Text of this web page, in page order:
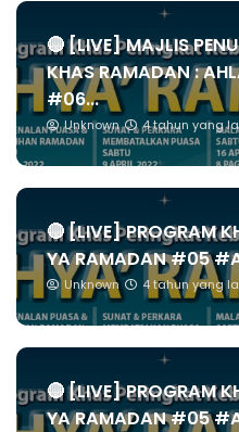
🔴 [LIVE] MAJLIS
KHAS RAMADAN :
#06...
Unknown 4 tahun yang
🔴 [LIVE] PROGRAM
YA RAMADAN #05
Unknown 4 tahun yang
🔴 [LIVE] PROGRAM
YA RAMADAN #05